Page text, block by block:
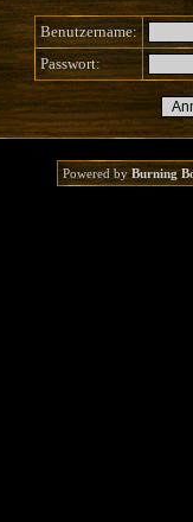
Benutzername:
Passwort:
Powered byBurning